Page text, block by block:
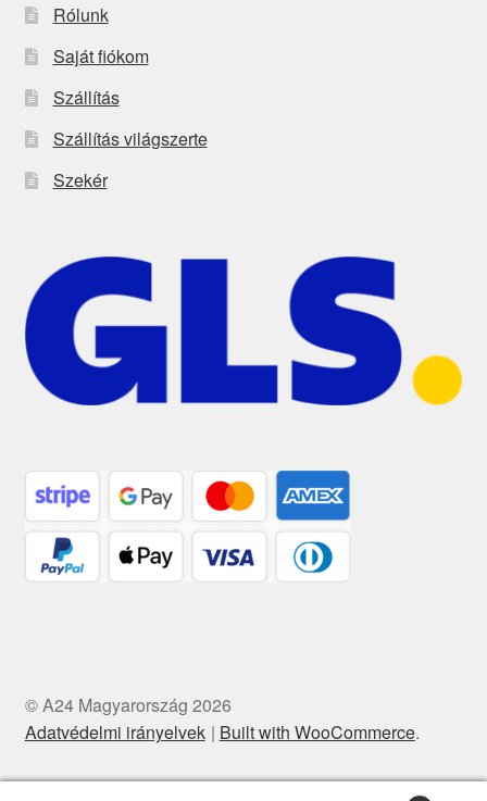
Rólunk
Saját fiókom
Szállítás
Szállítás világszerte
Szekér
© A24 Magyarország 2026
Adatvédelmi irányelvek
Built with WooCommerce.